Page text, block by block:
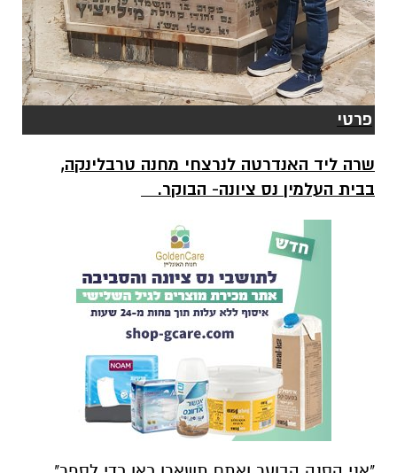
פרטי
שרה ליד האנדרטה לנרצחי מחנה טרבלינקה,
בבית העלמין נס ציונה- הבוקר.